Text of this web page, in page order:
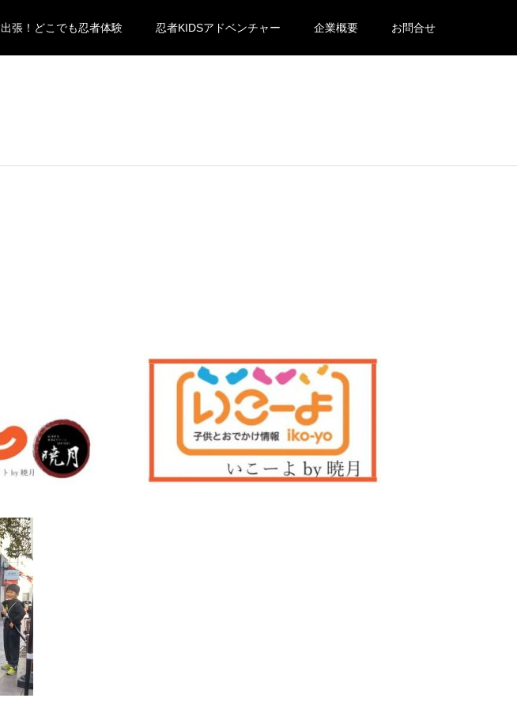
出張！どこでも忍者体験 忍者KIDSアドベンチャー 企業概要 お問合せ